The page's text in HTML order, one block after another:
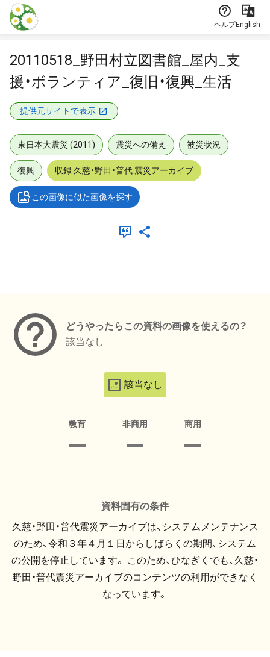
本文に飛ぶ
ヘルプEnglish
20110518_野田村立図書館_屋内_支
援・ボランティア_復旧・復興_生活
提供元サイトで表示
東日本大震災 (2011) 震災への備え 被災状況
復興 収録:久慈・野田・普代 震災アーカイブ
この画像に似た画像を探す
どうやったらこの資料の画像を使えるの？
該当なし
該当なし
教育 非商用 商用
資料固有の条件
久慈・野田・普代震災アーカイブは、システムメンテナンス
のため、令和３年４月１日からしばらくの期間、システム
の公開を停止しています。 このため、ひなぎくでも、久慈・
野田・普代震災アーカイブのコンテンツの利用ができなく
なっています。